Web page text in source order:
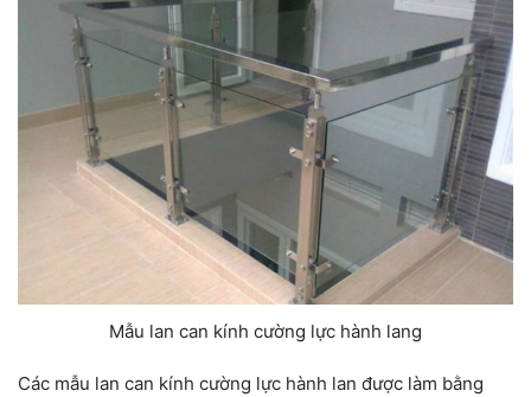
Mẫu lan can kính cường lực hành lang
Các mẫu lan can kính cường lực hành lan được làm bằng